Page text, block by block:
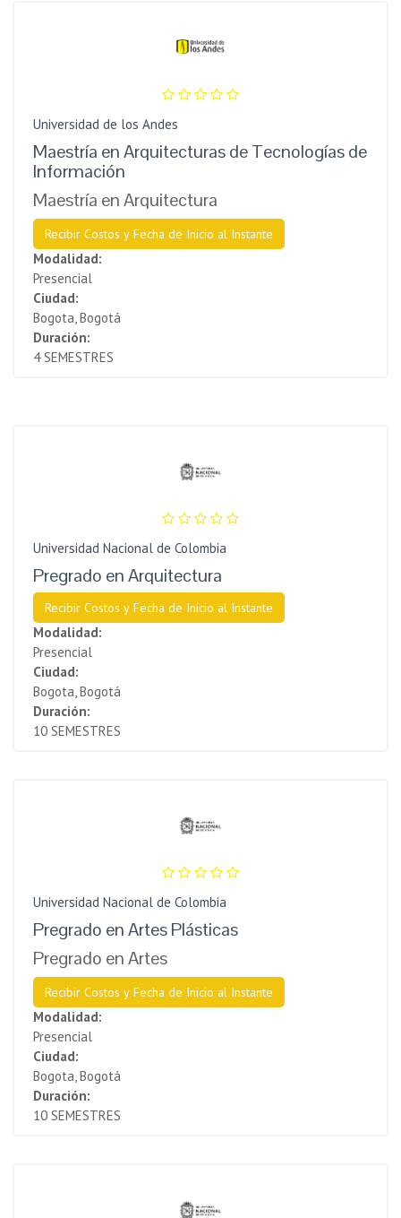
Universidad de los Andes
Maestría en Arquitecturas de Tecnologías de
Información
Maestría en Arquitectura
Recibir Costos y Fecha de Inicio al Instante
Modalidad:
Presencial
Ciudad:
Bogota, Bogotá
Duración:
4 SEMESTRES
Universidad Nacional de Colombia
Pregrado en Arquitectura
Recibir Costos y Fecha de Inicio al Instante
Modalidad:
Presencial
Ciudad:
Bogota, Bogotá
Duración:
10 SEMESTRES
Universidad Nacional de Colombia
Pregrado en Artes Plásticas
Pregrado en Artes
Recibir Costos y Fecha de Inicio al Instante
Modalidad:
Presencial
Ciudad:
Bogota, Bogotá
Duración:
10 SEMESTRES